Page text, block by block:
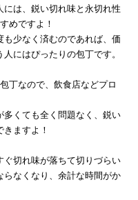
は、鋭い切れ味と永切れ性
めですよ！
も少なく済むのであれば、価
にはぴったりの包丁です。
丁なので、飲食店などプロ
くても全く問題なく、鋭い
ますよ！
切れ味が落ちて切りづらい
なくなり、余計な時間がか